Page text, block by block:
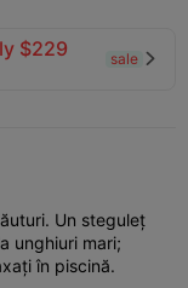
$229
sale 
Un steguleț
unghiuri mari;
în piscină.